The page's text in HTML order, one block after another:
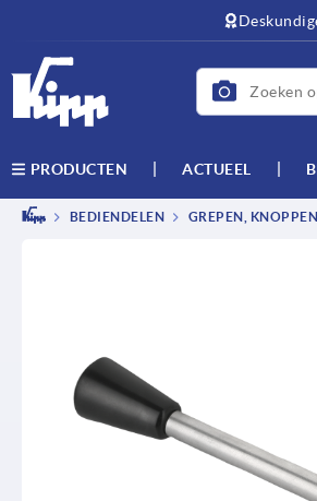
PRODUCTEN ACTUEEL
BEDIENDELEN GREPEN, KNOPPEN